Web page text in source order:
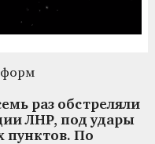
раз обстреляли
ЛНР, под удары
пунктов. По